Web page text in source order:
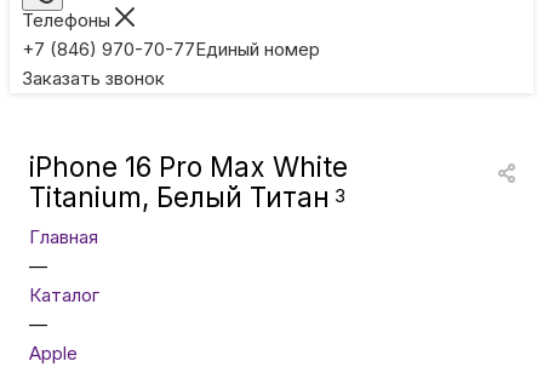
Телефоны
+7 (846) 970-70-77Единый номер
Заказать звонок
Умные кольца
iPhone 16 Pro Max White
Titanium, Белый Титан 3
Главная
—
Каталог
—
Apple